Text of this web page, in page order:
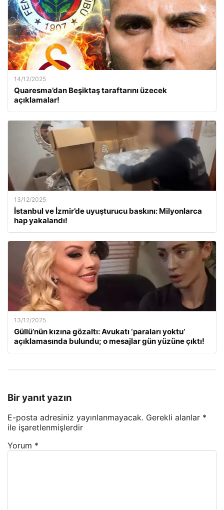
14/12/2025
Quaresma’dan Beşiktaş taraftarını üzecek
açıklamalar!
13/12/2025
İstanbul ve İzmir’de uyuşturucu baskını: Milyonlarca
hap yakalandı!
13/12/2025
Güllü’nün kızına gözaltı: Avukatı ‘paraları yoktu’
açıklamasında bulundu; o mesajlar gün yüzüne çıktı!
Bir yanıt yazın
E-posta adresiniz yayınlanmayacak. Gerekli alanlar *
ile işaretlenmişlerdir
Yorum *